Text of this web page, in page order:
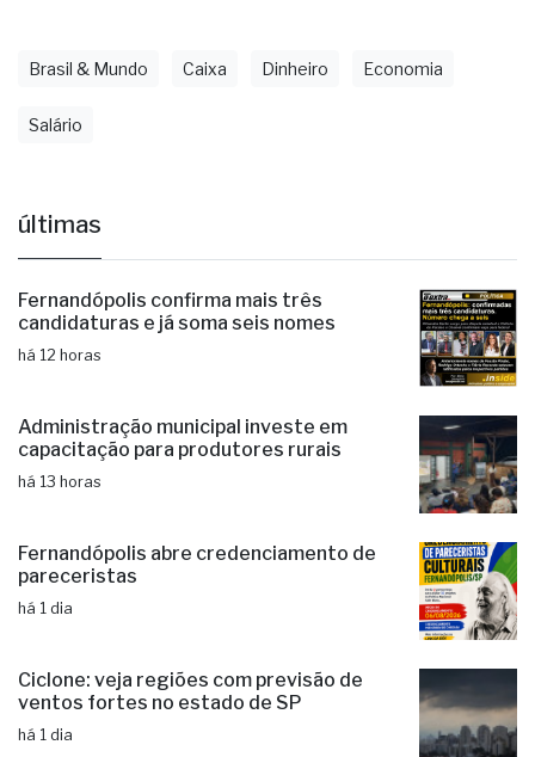
Brasil & Mundo Caixa Dinheiro Economia
Salário
últimas
Fernandópolis confirma mais três
candidaturas e já soma seis nomes
há 12 horas
Administração municipal investe em
capacitação para produtores rurais
há 13 horas
Fernandópolis abre credenciamento de
pareceristas
há 1 dia
Ciclone: veja regiões com previsão de
ventos fortes no estado de SP
há 1 dia